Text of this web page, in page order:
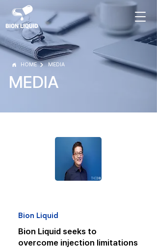
HOME MEDIA
MEDIA
Bion Liquid
Bion Liquid seeks to
overcome injection limitations